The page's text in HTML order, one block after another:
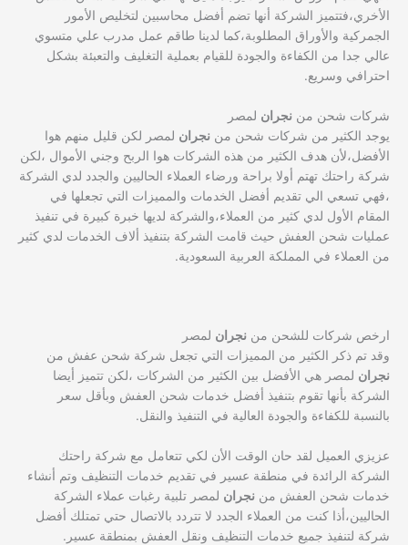
الأخري،فتتميز الشركة أنها تضم أفضل محاسبين لتخليص الأمور
الجمركية والأوراق المطلوبة،كما لدينا طاقم عمل مدرب علي متسوي
عالي جدا من الكفاءة والجودة للقيام بعملية التغليف والتعبئة بشكل
احترافي وسريع.
شركات شحن من نجران لمصر
يوجد الكثير من شركات شحن من نجران لمصر لكن قليل منهم هوا
الأفضل،لأن هدف الكثير من هذه الشركات هوا الربح وجني الأموال ،لكن
شركة راحتك تهتم أولا براحة ورضاء العملاء الحاليين والجدد لدي الشركة
،فهي تسعي الي تقديم أفضل الخدمات والمميزات التي تجعلها في
المقام الأول لدي كثير من العملاء،والشركة لديها خبرة كبيرة في تنفيذ
عمليات شحن العفش حيث قامت الشركة بتنفيذ ألاف الخدمات لدي كثير
من العملاء في المملكة العربية السعودية.
ارخص شركات للشحن من نجران لمصر
وقد تم ذكر الكثير من المميزات التي تجعل شركة شحن عفش من
نجران لمصر هي الأفضل بين الكثير من الشركات ،لكن تتميز أيضا
الشركة بأنها تقوم بتنفيذ أفضل خدمات شحن العفش وبأقل سعر
بالنسبة للكفاءة والجودة العالية في التنفيذ والنقل.
عزيزي العميل لقد حان الوقت الأن لكي تتعامل مع شركة راحتك
الشركة الرائدة في منطقة عسير في تقديم خدمات التنظيف وتم أنشاء
خدمات شحن العفش من نجران لمصر تلبية رغبات عملاء الشركة
الحاليين،أذا كنت من العملاء الجدد لا تتردد بالاتصال حتي تمتلك أفضل
شركة لتنفيذ جميع خدمات التنظيف ونقل العفش بمنطقة عسير.